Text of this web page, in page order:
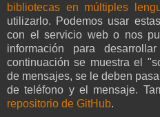
bibliotecas en múltiples
utilizarlo. Podemos usar
con el servicio web o nos
información para
continuación se muestra el
de mensajes, se le deben
de teléfono y el mensaje.
repositorio de GitHub.